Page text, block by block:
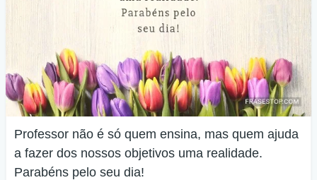
Professor não é só quem ensina, mas quem ajuda
a fazer dos nossos objetivos uma realidade.
Parabéns pelo seu dia!